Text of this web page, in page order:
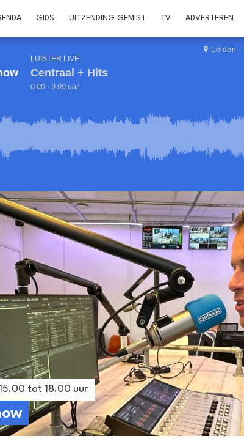
GIDS UITZENDING GEMIST TV ADVERTEREN
LUISTER LIVE:
Centraal + Hits
0.00 - 9.00 uur
Leiden ·
tot 18.00 uur